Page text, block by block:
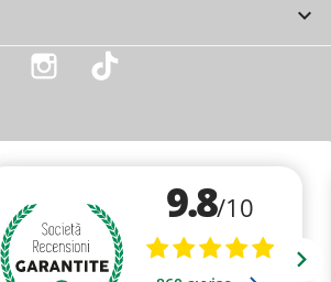

Pinterest Instagram